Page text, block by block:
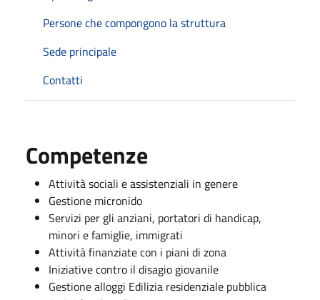
Persone che compongono la struttura
Sede principale
Contatti
Competenze
Attività sociali e assistenziali in genere
Gestione micronido
Servizi per gli anziani, portatori di handicap,
minori e famiglie, immigrati
Attività finanziate con i piani di zona
Iniziative contro il disagio giovanile
Gestione alloggi Edilizia residenziale pubblica